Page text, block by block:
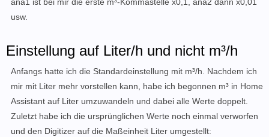
ana1 ist bei mir die erste m³-Kommastelle x0,1, ana2 dann x0,01
usw.
Einstellung auf Liter/h und nicht m³/h
Anfangs hatte ich die Standardeinstellung mit m³/h. Nachdem ich
mir mit Liter mehr vorstellen kann, habe ich begonnen m³ in Home
Assistant auf Liter umzuwandeln und dabei alle Werte doppelt.
Zuletzt habe ich die ursprünglichen Werte noch einmal verworfen
und den Digitizer auf die Maßeinheit Liter umgestellt: